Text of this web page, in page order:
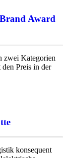
Award
zwei Kategorien
Preis in der
konsequent